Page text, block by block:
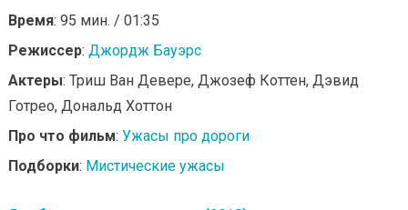
Время: 95 мин. / 01:35
Режиссер: Джордж Бауэрс
Актеры: Триш Ван Девере, Джозеф Коттен, Дэвид
Готрео, Дональд Хоттон
Про что фильм: Ужасы про дороги
Подборки: Мистические ужасы